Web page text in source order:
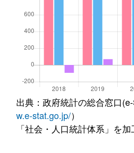
出典：政府統計の総合窓口
w.e-stat.go.jp/）
「社会・人口統計体系」を